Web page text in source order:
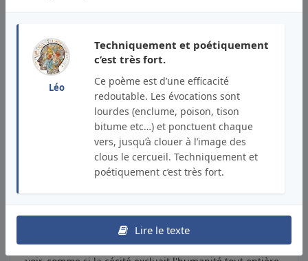
Léo
Techniquement et poétiquement
c’est très fort.
Ce poème est d’une efficacité
redoutable. Les évocations sont
lourdes (enclume, poison, tison
bitume etc…) et ponctuent chaque
vers, jusqu’à clouer à l’image des
clous le cercueil. Techniquement et
poétiquement c’est très fort.
Lire le texte
francis etienne sicard lundquist
Auteur et lecteur
Publié le
Merci Léo pour ce commentaire si
généreux ! Le monde dans lequel nous nous
endormons, celui des rêves mais aussi celui des
cauchemars nous apprend beaucoup de notre
redoutable besoin de connaître la mort. Je me souviens
de cette nouvelle d'Edgar Poe, qui raconte l'histoire
d'un bateau aspiré par un immense courant dans les
science considèrent comme des portes de passage
dans d'autres univers ? Est-ce tout simplement notre
embellissement de la mort ? Est-ce encore ce besoin de